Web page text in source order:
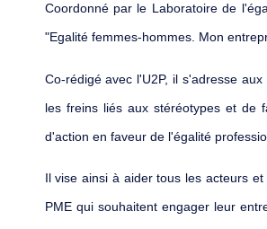
Coordonné par le Laboratoire de
"Egalité femmes-hommes. Mon
Co-rédigé avec l'U2P, il s'adresse
les freins liés aux stéréotypes et de
d'action en faveur de l'égalité
Il vise ainsi à aider tous les acteurs
PME qui souhaitent engager leur